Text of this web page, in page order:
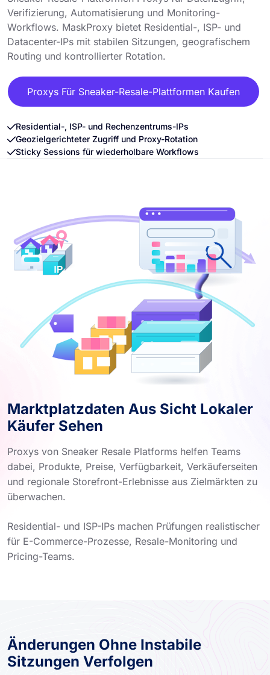
Verifizierung, Automatisierung und Monitoring-
Workflows. MaskProxy bietet Residential-, ISP- und
Datacenter-IPs mit stabilen Sitzungen, geografischem
Routing und kontrollierter Rotation.
Proxys Für Sneaker-Resale-Plattformen Kaufen
Residential-, ISP- und Rechenzentrums-IPs
Geozielgerichteter Zugriff und Proxy-Rotation
Sticky Sessions für wiederholbare Workflows
Marktplatzdaten Aus Sicht Lokaler
Käufer Sehen
Proxys von Sneaker Resale Platforms helfen Teams
dabei, Produkte, Preise, Verfügbarkeit, Verkäuferseiten
und regionale Storefront-Erlebnisse aus Zielmärkten zu
überwachen.
Residential- und ISP-IPs machen Prüfungen realistischer
für E-Commerce-Prozesse, Resale-Monitoring und
Pricing-Teams.
Änderungen Ohne Instabile
Sitzungen Verfolgen